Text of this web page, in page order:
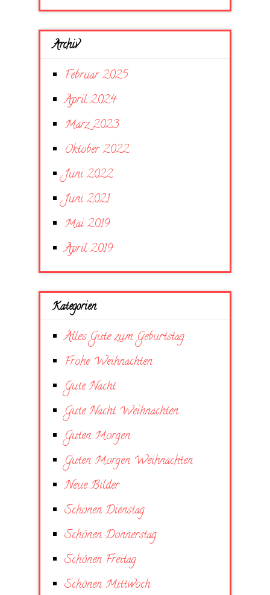
Archiv
Februar 2025
April 2024
März 2023
Oktober 2022
Juni 2022
Juni 2021
Mai 2019
April 2019
Kategorien
Alles Gute zum Geburtstag
Frohe Weihnachten
Gute Nacht
Gute Nacht Weihnachten
Guten Morgen
Guten Morgen Weihnachten
Neue Bilder
Schönen Dienstag
Schönen Donnerstag
Schönen Freitag
Schönen Mittwoch